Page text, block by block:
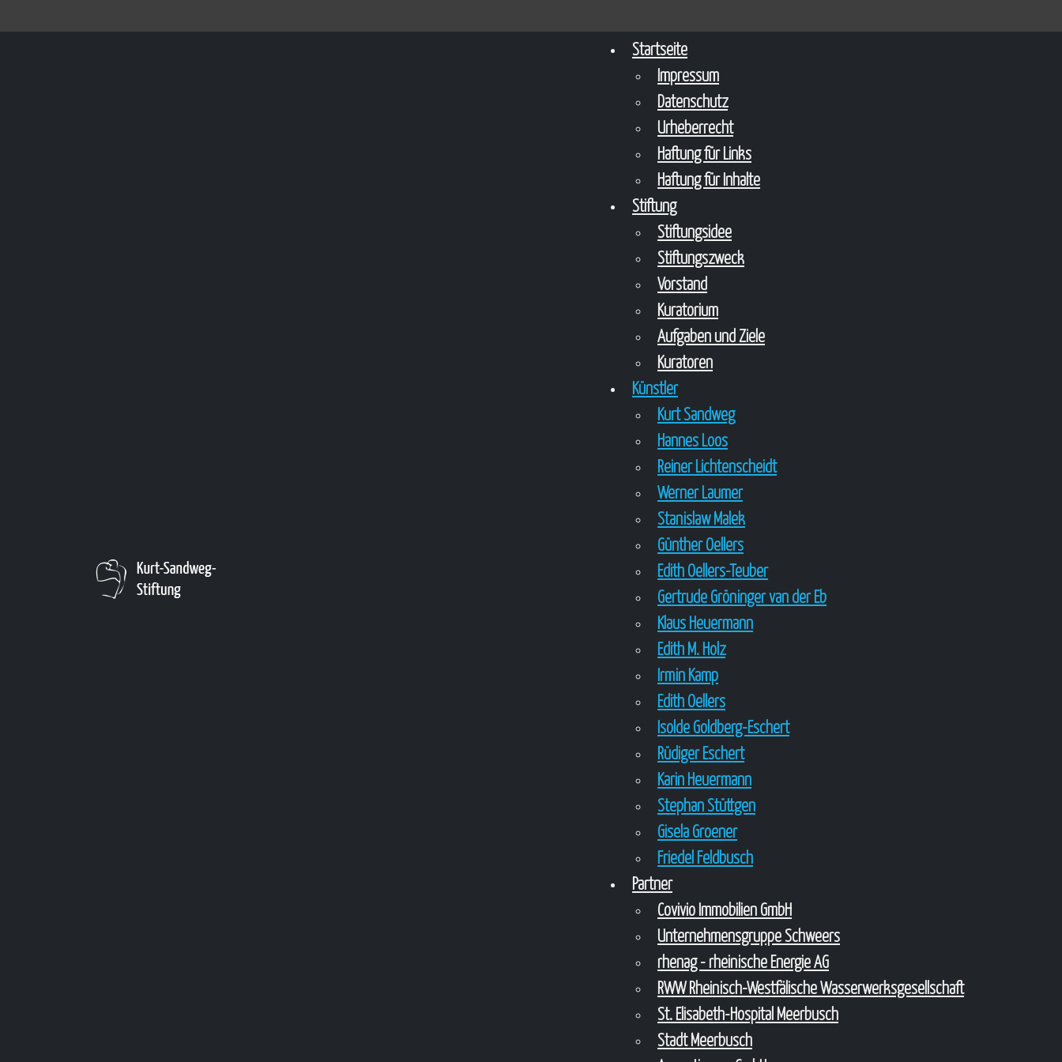
Startseite
Impressum
Datenschutz
Urheberrecht
Haftung für Links
Haftung für Inhalte
Stiftung
Stiftungsidee
Stiftungszweck
Vorstand
Kuratorium
Aufgaben und Ziele
Kuratoren
Künstler
Kurt Sandweg
Hannes Loos
Reiner Lichtenscheidt
Werner Laumer
Stanislaw Malek
Günther Oellers
Edith Oellers-Teuber
Gertrude Gröninger van der Eb
Klaus Heuermann
Edith M. Holz
Irmin Kamp
Edith Oellers
Isolde Goldberg-Eschert
Rüdiger Eschert
Karin Heuermann
Stephan Stüttgen
Gisela Groener
Friedel Feldbusch
Partner
Covivio Immobilien GmbH
Unternehmensgruppe Schweers
rhenag - rheinische Energie AG
RWW Rheinisch-Westfälische Wasserwerksgesellschaft
St. Elisabeth-Hospital Meerbusch
Stadt Meerbusch